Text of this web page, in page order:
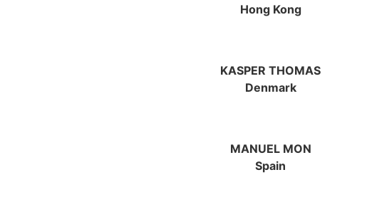
Hong Kong
KASPER THOMAS
Denmark
MANUEL MON
Spain